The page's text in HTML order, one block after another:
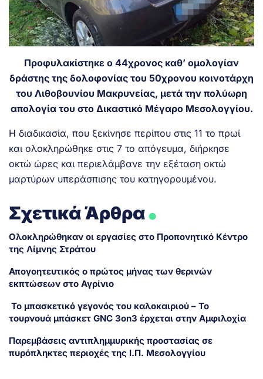
Προφυλακίστηκε ο 44χρονος καθ’ ομολογίαν
δράστης της δολοφονίας του 50χρονου κοινοτάρχη
του Λιθοβουνίου Μακρυνείας, μετά την πολύωρη
απολογία του στο Δικαστικό Μέγαρο Μεσολογγίου.
Η διαδικασία, που ξεκίνησε περίπου στις 11 το πρωί
και ολοκληρώθηκε στις 7 το απόγευμα, διήρκησε
οκτώ ώρες και περιελάμβανε την εξέταση οκτώ
μαρτύρων υπεράσπισης του κατηγορουμένου.
Σχετικά Άρθρα.
Ολοκληρώθηκαν οι εργασίες στο Προπονητικό Κέντρο
της Λίμνης Στράτου
Απογοητευτικός ο πρώτος μήνας των θερινών
εκπτώσεων στο Αγρίνιο
Το μπασκετικό γεγονός του καλοκαιριού – Το
τουρνουά μπάσκετ GNC 3on3 έρχεται στην Αμφιλοχία
Παρεμβάσεις αντιπλημμυρικής προστασίας σε
πυρόπληκτες περιοχές της Ι.Π. Μεσολογγίου